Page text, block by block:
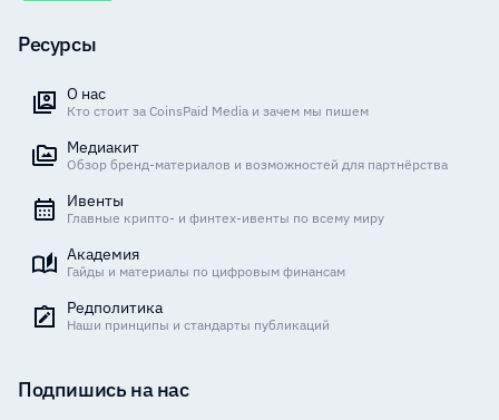
Ресурсы
О нас
Кто стоит за CoinsPaid Media и зачем мы пишем
Медиакит
Обзор бренд-материалов и возможностей для партнёрства
Ивенты
Главные крипто- и финтех-ивенты по всему миру
Академия
Гайды и материалы по цифровым финансам
Редполитика
Наши принципы и стандарты публикаций
Подпишись на нас